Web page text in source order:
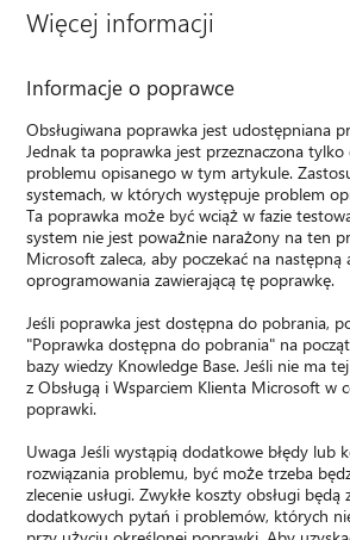
Więcej informacji
Informacje o poprawce
Obsługiwana poprawka jest udostępniana
Jednak ta poprawka jest przeznaczona tylko
problemu opisanego w tym artykule.
systemach, w których występuje problem
Ta poprawka może być wciąż w fazie
system nie jest poważnie narażony na ten
Microsoft zaleca, aby poczekać na następną
oprogramowania zawierającą tę poprawkę.
Jeśli poprawka jest dostępna do pobrania,
"Poprawka dostępna do pobrania" na
bazy wiedzy Knowledge Base. Jeśli nie ma
z Obsługą i Wsparciem Klienta Microsoft w
poprawki.
Uwaga Jeśli wystąpią dodatkowe błędy lub
rozwiązania problemu, być może trzeba
zlecenie usługi. Zwykłe koszty obsługi
dodatkowych pytań i problemów, których